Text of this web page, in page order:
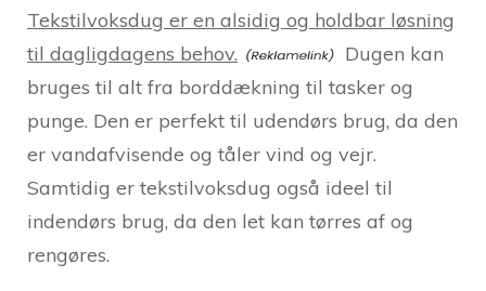
Tekstilvoksdug er en alsidig og holdbar løsning
til dagligdagens behov.
Dugen kan
bruges til alt fra borddækning til tasker og
punge. Den er perfekt til udendørs brug, da den
er vandafvisende og tåler vind og vejr.
Samtidig er tekstilvoksdug også ideel til
indendørs brug, da den let kan tørres af og
rengøres.